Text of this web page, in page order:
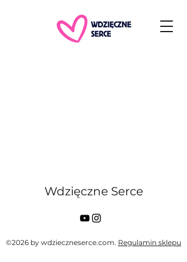
Wdzięczne Serce
©2026 by wdzieczneserce.com. Regulamin sklepu